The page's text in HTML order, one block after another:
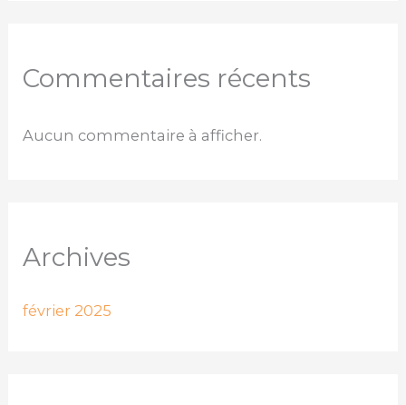
Commentaires récents
Aucun commentaire à afficher.
Archives
février 2025